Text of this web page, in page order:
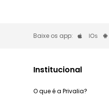
Baixe os app:
Institucional
O que é a Privalia?